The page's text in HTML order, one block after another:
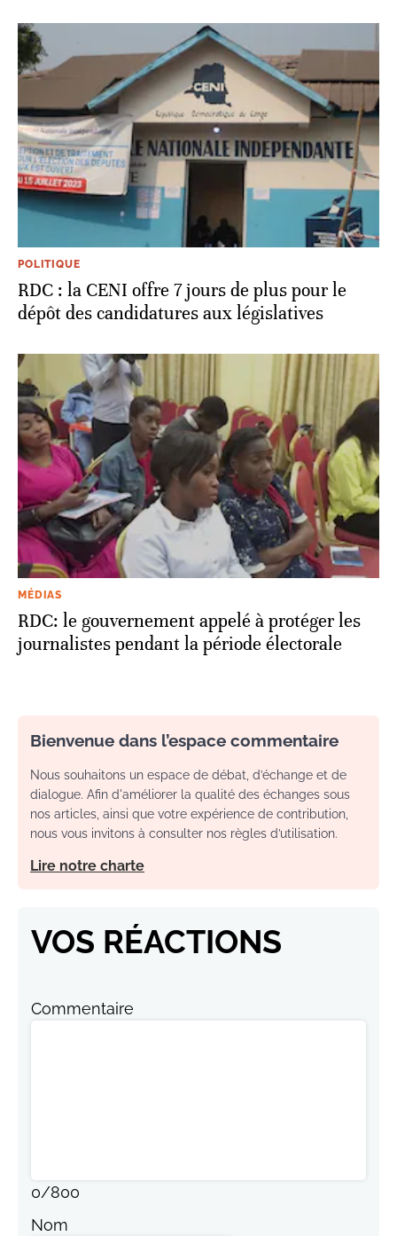
POLITIQUE
RDC : la CENI offre 7 jours de plus pour le
dépôt des candidatures aux législatives
MÉDIAS
RDC: le gouvernement appelé à protéger les
journalistes pendant la période électorale
Bienvenue dans l’espace commentaire
Nous souhaitons un espace de débat, d’échange et de
dialogue. Afin d'améliorer la qualité des échanges sous
nos articles, ainsi que votre expérience de contribution,
nous vous invitons à consulter nos règles d’utilisation.
Lire notre charte
VOS RÉACTIONS
Commentaire
0/800
Nom